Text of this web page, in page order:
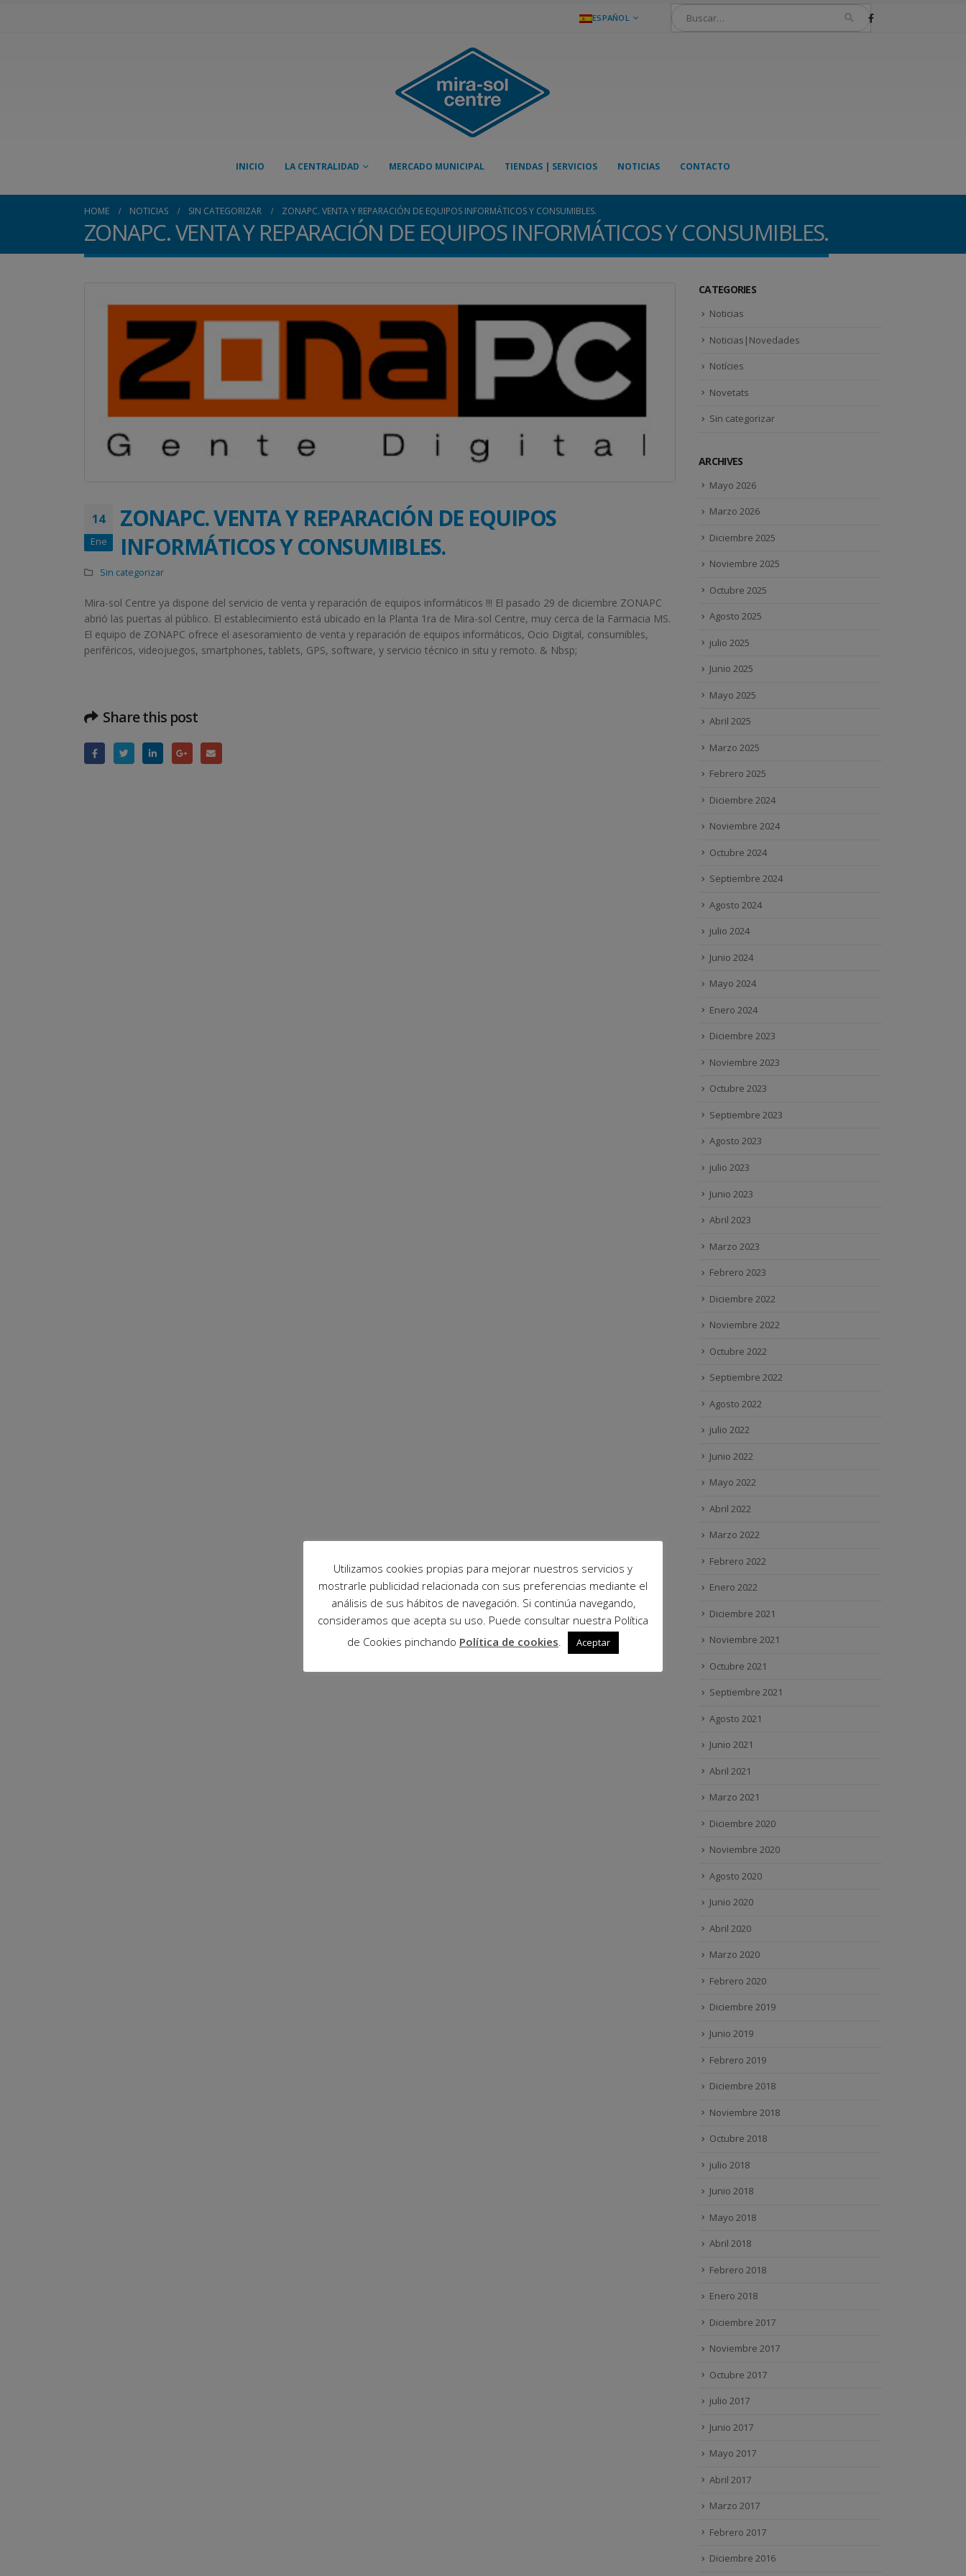
ESPAÑOL
INICIO LA CENTRALIDAD MERCADO MUNICIPAL TIENDAS | SERVICIOS NOTICIAS CONTACTO
HOME NOTICIAS SIN CATEGORIZAR ZONAPC. VENTA Y REPARACIÓN DE EQUIPOS INFORMÁTICOS Y CONSUMIBLES.
ZONAPC. VENTA Y REPARACIÓN DE EQUIPOS INFORMÁTICOS Y CONSUMIBLES.
14
Ene
ZONAPC. VENTA Y REPARACIÓN DE EQUIPOS
INFORMÁTICOS Y CONSUMIBLES.
Sin categorizar
Mira-sol Centre ya dispone del servicio de venta y reparación de equipos informáticos !!! El pasado 29 de diciembre ZONAPC
abrió las puertas al público. El establecimiento está ubicado en la Planta 1ra de Mira-sol Centre, muy cerca de la Farmacia MS.
El equipo de ZONAPC ofrece el asesoramiento de venta y reparación de equipos informáticos, Ocio Digital, consumibles,
periféricos, videojuegos, smartphones, tablets, GPS, software, y servicio técnico in situ y remoto. & Nbsp;
Share this post
CATEGORIES
Noticias
Noticias|Novedades
Notícies
Novetats
Sin categorizar
ARCHIVES
Mayo 2026
Marzo 2026
Diciembre 2025
Noviembre 2025
Octubre 2025
Agosto 2025
julio 2025
Junio 2025
Mayo 2025
Abril 2025
Marzo 2025
Febrero 2025
Diciembre 2024
Noviembre 2024
Octubre 2024
Septiembre 2024
Agosto 2024
julio 2024
Junio 2024
Mayo 2024
Enero 2024
Diciembre 2023
Noviembre 2023
Octubre 2023
Septiembre 2023
Agosto 2023
julio 2023
Junio 2023
Abril 2023
Marzo 2023
Febrero 2023
Diciembre 2022
Noviembre 2022
Octubre 2022
Septiembre 2022
Agosto 2022
julio 2022
Junio 2022
Mayo 2022
Abril 2022
Marzo 2022
Febrero 2022
Enero 2022
Diciembre 2021
Noviembre 2021
Octubre 2021
Septiembre 2021
Agosto 2021
Junio 2021
Abril 2021
Marzo 2021
Diciembre 2020
Noviembre 2020
Agosto 2020
Junio 2020
Abril 2020
Marzo 2020
Febrero 2020
Diciembre 2019
Junio 2019
Febrero 2019
Diciembre 2018
Noviembre 2018
Octubre 2018
julio 2018
Junio 2018
Mayo 2018
Abril 2018
Febrero 2018
Enero 2018
Diciembre 2017
Noviembre 2017
Octubre 2017
julio 2017
Junio 2017
Mayo 2017
Abril 2017
Marzo 2017
Febrero 2017
Diciembre 2016
Utilizamos cookies propias para mejorar nuestros servicios y
mostrarle publicidad relacionada con sus preferencias mediante el
análisis de sus hábitos de navegación. Si continúa navegando,
consideramos que acepta su uso. Puede consultar nuestra Política
de Cookies pinchando Política de cookies Aceptar